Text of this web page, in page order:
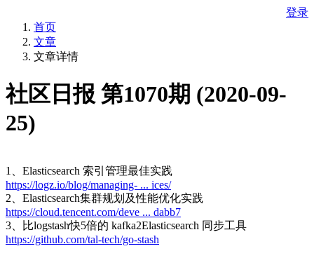
登录
首页
文章
文章详情
社区日报 第1070期 (2020-09-
25)
1、Elasticsearch 索引管理最佳实践
https://logz.io/blog/managing- ... ices/
2、Elasticsearch集群规划及性能优化实践
https://cloud.tencent.com/deve ... dabb7
3、比logstash快5倍的 kafka2Elasticsearch 同步工具
https://github.com/tal-tech/go-stash